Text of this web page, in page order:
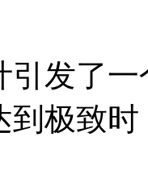
引发了
极致